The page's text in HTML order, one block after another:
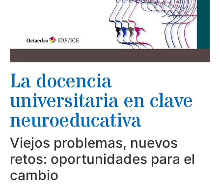
La docencia
universitaria en clave
neuroeducativa
Viejos problemas, nuevos
retos: oportunidades para el
cambio